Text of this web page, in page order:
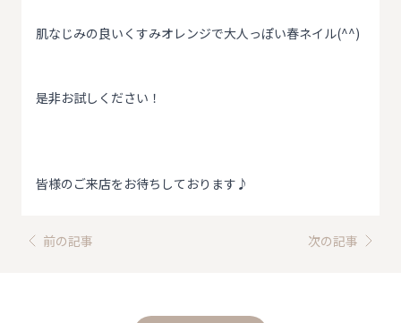
肌なじみの良いくすみオレンジで大人っぽい春ネイル(^^)
是非お試しください！
皆様のご来店をお待ちしております♪
前の記事 次の記事